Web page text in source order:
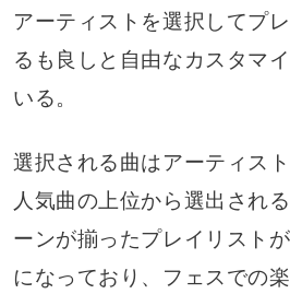
アーティストを選択してプ
るも良しと自由なカスタマ
いる。
選択される曲はアーティス
人気曲の上位から選出され
ーンが揃ったプレイリスト
になっており、フェスでの